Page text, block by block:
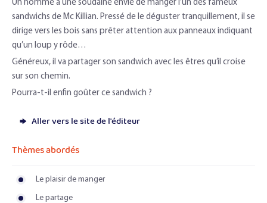
Un homme a une soudaine envie de manger l’un des fameux
sandwichs de Mc Killian. Pressé de le déguster tranquillement, il se
dirige vers les bois sans prêter attention aux panneaux indiquant
qu’un loup y rôde…
Généreux, il va partager son sandwich avec les êtres qu’il croise
sur son chemin.
Pourra-t-il enfin goûter ce sandwich ?
Aller vers le site de l'éditeur
Thèmes abordés
Le plaisir de manger
Le partage